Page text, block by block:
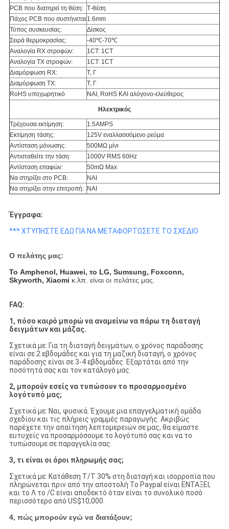
PCB που διατηρεί τη θέση: Τ-θέση
Πάχος PCB που συστήνεται 1.6mm
Τύπος συσκευσίας:
Δίσκος
Σειρά θερμοκρασίας:
-40℃-70℃
Αναλογία RX στροφών:
1CT: 1CT
Αναλογία TX στροφών:
1CT: 1CT
Διαμόρφωση RX:
Τ, Γ
Διαμόρφωση TX:
Τ, Γ
RoHS υποχωρητικό
ΝΑΙ, RoHS ΚΑΙ αλόγονο-ελεύθερος
Ηλεκτρικός
Τρέχουσα εκτίμηση:
1.5AMPS
Εκτίμηση τάσης:
125V εναλλασσόμενο ρεύμα
Αντίσταση μόνωσης:
500MΩ μίνι
Αντισταθείτε την τάση:
1000V RMS 60Hz
Αντίσταση επαφών:
50mΩ Max
Να στηρίξει στο PCB:
ΝΑΙ
Να στηρίξει στην επιτροπή: ΝΑΙ
Έγγραφα:
*** ΧΤΥΠΗΣΤΕ ΕΔΩ ΓΙΑ ΝΑ ΜΕΤΑΦΟΡΤΩΣΕΤΕ ΤΟ ΣΧΕΔΙΟ
Ο πελάτης μας:
Το Amphenol, Huawei, το LG, Sumsung, Foxconn,
Skyworth, Xiaomi κ.λπ. είναι οι πελάτες μας.
FAQ:
1, πόσο καιρό μπορώ να αναμείνω να πάρω τη διαταγή
δειγμάτων και μάζας.
Σχετικά με: Για τη διαταγή δειγμάτων, ο χρόνος παράδοσης
είναι σε 2 εβδομάδες και για τη μαζική διαταγή, ο χρόνος
παράδοσης είναι σε 3-4 εβδομάδες. Εξαρτάται από την
ποσότητά σας και τον κατάλογό μας.
2, μπορούν εσείς να τυπώσουν το προσαρμοσμένο
λογότυπό μας;
Σχετικά με: Ναι, φυσικά. Έχουμε μια επαγγελματική ομάδα
σχεδίου και τις πλήρεις γραμμές παραγωγής. Ακριβώς
παρέχετε την απαίτηση λεπτομερειών σε μας, θα είμαστε
ευτυχείς να προσαρμόσουμε το λογότυπό σας και να το
τυπώσουμε σε παραγγελία σας.
3, τι είναι οι όροι πληρωμής σας;
Σχετικά με: Κατάθεση T/T 30% στη διαταγή και ισορροπία που
πληρώνεται πριν από την αποστολή Το Paypal είναι ΕΝΤΑΞΕΙ,
και το Λ το /C είναι αποδεκτό όταν είναι το συνολικό ποσό
περισσότερο από US$10,000.
4, πώς μπορούν εγώ να διατάξουν;